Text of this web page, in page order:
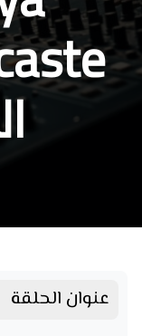
عنوان الحلقة